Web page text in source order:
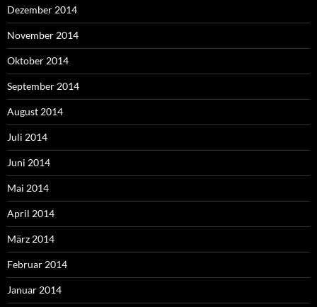
Dezember 2014
November 2014
Oktober 2014
September 2014
August 2014
Juli 2014
Juni 2014
Mai 2014
April 2014
März 2014
Februar 2014
Januar 2014